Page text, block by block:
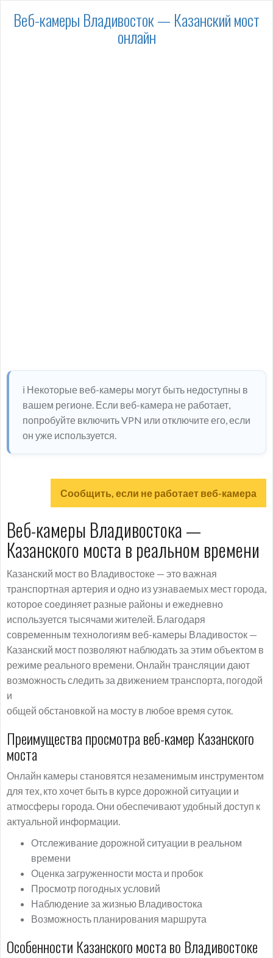
Веб-камеры Владивосток — Казанский мост
онлайн
ℹ️ Некоторые веб-камеры могут быть недоступны в
вашем регионе. Если веб-камера не работает,
попробуйте включить VPN или отключите его, если
он уже используется.
Сообщить, если не работает веб-камера
Веб-камеры Владивостока —
Казанского моста в реальном времени
Казанский мост во Владивостоке — это важная
транспортная артерия и одно из узнаваемых мест города,
которое соединяет разные районы и ежедневно
используется тысячами жителей. Благодаря
современным технологиям веб-камеры Владивосток —
Казанский мост позволяют наблюдать за этим объектом в
режиме реального времени. Онлайн трансляции дают
возможность следить за движением транспорта, погодой
и
общей обстановкой на мосту в любое время суток.
Преимущества просмотра веб-камер Казанского
моста
Онлайн камеры становятся незаменимым инструментом
для тех, кто хочет быть в курсе дорожной ситуации и
атмосферы города. Они обеспечивают удобный доступ к
актуальной информации.
Отслеживание дорожной ситуации в реальном
времени
Оценка загруженности моста и пробок
Просмотр погодных условий
Наблюдение за жизнью Владивостока
Возможность планирования маршрута
Особенности Казанского моста во Владивостоке